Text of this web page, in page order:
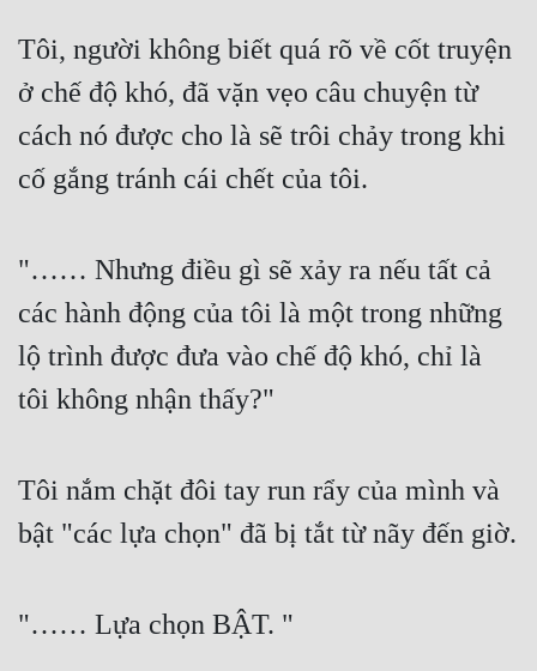
Tôi, người không biết quá rõ về cốt truyện
ở chế độ khó, đã vặn vẹo câu chuyện từ
cách nó được cho là sẽ trôi chảy trong khi
cố gắng tránh cái chết của tôi.
"…… Nhưng điều gì sẽ xảy ra nếu tất cả
các hành động của tôi là một trong những
lộ trình được đưa vào chế độ khó, chỉ là
tôi không nhận thấy?"
Tôi nắm chặt đôi tay run rẩy của mình và
bật "các lựa chọn" đã bị tắt từ nãy đến giờ.
"…… Lựa chọn BẬT. "